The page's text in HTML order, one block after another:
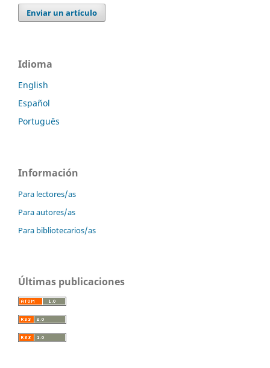
Enviar un artículo
Idioma
English
Español
Português
Información
Para lectores/as
Para autores/as
Para bibliotecarios/as
Últimas publicaciones